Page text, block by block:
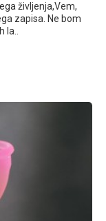
življenja,Vem,
zapisa. Ne bom
la..